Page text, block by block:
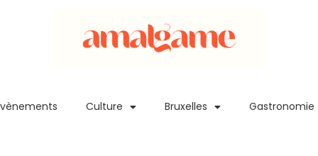
Culture Bruxelles Gastronomie